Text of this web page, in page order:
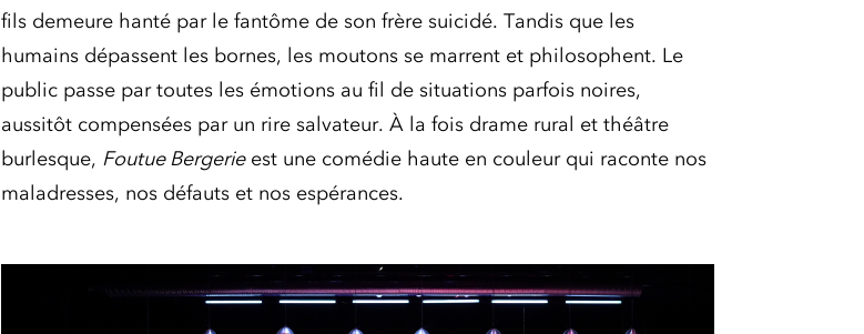
fils demeure hanté par le fantôme de son frère suicidé. Tandis que les
humains dépassent les bornes, les moutons se marrent et philosophent. Le
public passe par toutes les émotions au fil de situations parfois noires,
aussitôt compensées par un rire salvateur. À la fois drame rural et théâtre
burlesque, Foutue Bergerieest une comédie haute en couleur qui raconte nos
maladresses, nos défauts et nos espérances.